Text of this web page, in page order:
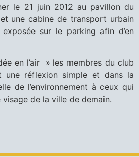
le 21 juin 2012 au pavillon du
une cabine de transport urbain
sur le parking afin d’en
en l’air » les membres du club
une réflexion simple et dans la
de l’environnement à ceux qui
de la ville de demain.